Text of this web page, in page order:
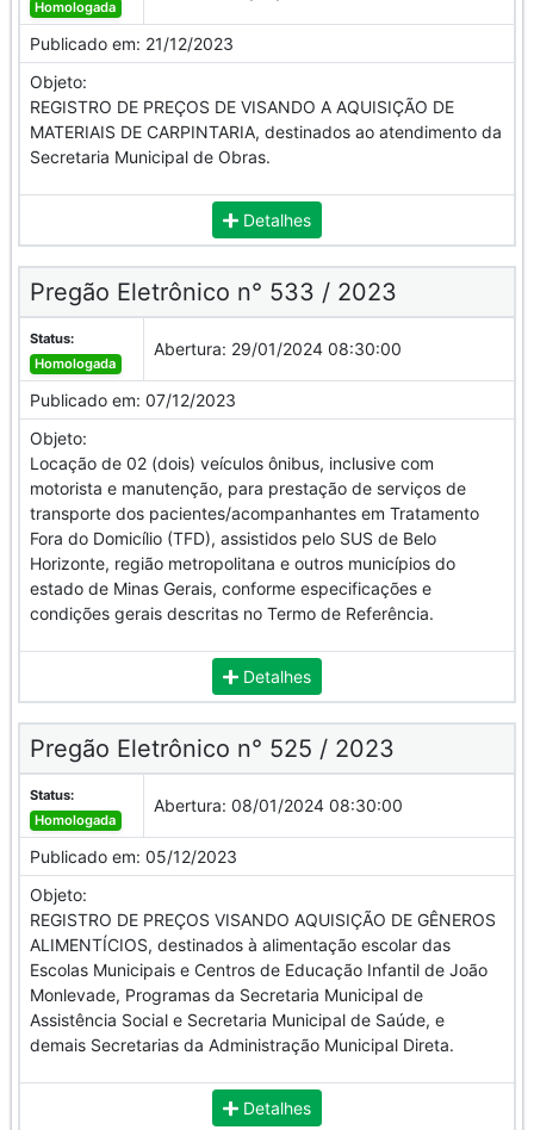
Homologada
Publicado em: 21/12/2023
Objeto:
REGISTRO DE PREÇOS DE VISANDO A AQUISIÇÃO DE
MATERIAIS DE CARPINTARIA, destinados ao atendimento da
Secretaria Municipal de Obras.
Detalhes
Pregão Eletrônico n° 533 / 2023
Status:
Homologada
Abertura: 29/01/2024 08:30:00
Publicado em: 07/12/2023
Objeto:
Locação de 02 (dois) veículos ônibus, inclusive com
motorista e manutenção, para prestação de serviços de
transporte dos pacientes/acompanhantes em Tratamento
Fora do Domicílio (TFD), assistidos pelo SUS de Belo
Horizonte, região metropolitana e outros municípios do
estado de Minas Gerais, conforme especificações e
condições gerais descritas no Termo de Referência.
Detalhes
Pregão Eletrônico n° 525 / 2023
Status:
Homologada
Abertura: 08/01/2024 08:30:00
Publicado em: 05/12/2023
Objeto:
REGISTRO DE PREÇOS VISANDO AQUISIÇÃO DE GÊNEROS
ALIMENTÍCIOS, destinados à alimentação escolar das
Escolas Municipais e Centros de Educação Infantil de João
Monlevade, Programas da Secretaria Municipal de
Assistência Social e Secretaria Municipal de Saúde, e
demais Secretarias da Administração Municipal Direta.
Detalhes